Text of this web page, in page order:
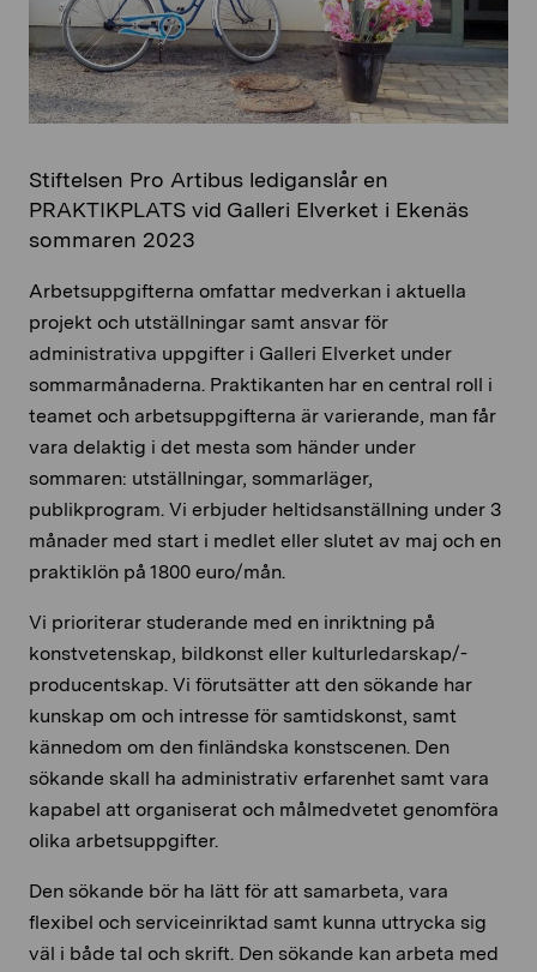
Stiftelsen Pro Artibus lediganslår en
PRAKTIKPLATS vid Galleri Elverket i Ekenäs
sommaren 2023
Arbetsuppgifterna omfattar medverkan i aktuella
projekt och utställningar samt ansvar för
administrativa uppgifter i Galleri Elverket under
sommarmånaderna. Praktikanten har en central roll i
teamet och arbetsuppgifterna är varierande, man får
vara delaktig i det mesta som händer under
sommaren: utställningar, sommarläger,
publikprogram. Vi erbjuder heltidsanställning under 3
månader med start i medlet eller slutet av maj och en
praktiklön på 1800 euro/mån.
Vi prioriterar studerande med en inriktning på
konstvetenskap, bildkonst eller kulturledarskap/-
producentskap. Vi förutsätter att den sökande har
kunskap om och intresse för samtidskonst, samt
kännedom om den finländska konstscenen. Den
sökande skall ha administrativ erfarenhet samt vara
kapabel att organiserat och målmedvetet genomföra
olika arbetsuppgifter.
Den sökande bör ha lätt för att samarbeta, vara
flexibel och serviceinriktad samt kunna uttrycka sig
väl i både tal och skrift. Den sökande kan arbeta med